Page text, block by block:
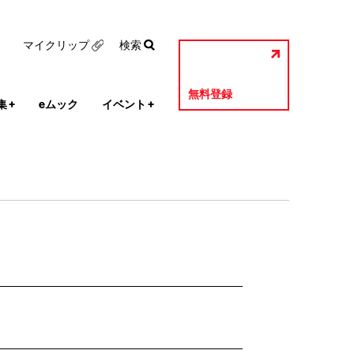
+ eムック イベント +
無料登録
マイクリップ 検索